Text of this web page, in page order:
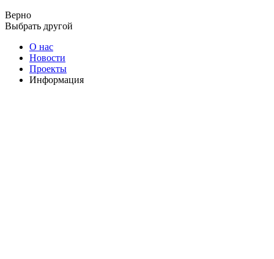
Верно
Выбрать другой
О нас
Новости
Проекты
Информация